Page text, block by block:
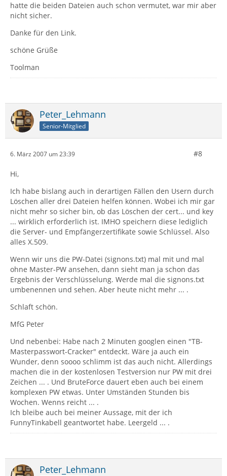
hatte die beiden Dateien auch schon vermutet, war mir aber
nicht sicher.
Danke für den Link.
schöne Grüße
Toolman
Peter_Lehmann
Senior-Mitglied
6. März 2007 um 23:39 #8
Hi,
Ich habe bislang auch in derartigen Fällen den Usern durch
Löschen aller drei Dateien helfen können. Wobei ich mir gar
nicht mehr so sicher bin, ob das Löschen der cert... und key
... wirklich erforderlich ist. IMHO speichern diese lediglich
die Server- und Empfängerzertifikate sowie Schlüssel. Also
alles X.509.
Wenn wir uns die PW-Datei (signons.txt) mal mit und mal
ohne Master-PW ansehen, dann sieht man ja schon das
Ergebnis der Verschlüsselung. Werde mal die signons.txt
umbenennen und sehen. Aber heute nicht mehr ... .
Schlaft schön.
MfG Peter
Und nebenbei: Habe nach 2 Minuten googlen einen "TB-
Masterpasswort-Cracker" entdeckt. Wäre ja auch ein
Wunder, denn soooo schlimm ist das auch nicht. Allerdings
machen die in der kostenlosen Testversion nur PW mit drei
Zeichen ... . Und BruteForce dauert eben auch bei einem
komplexen PW etwas. Unter Umständen Stunden bis
Wochen. Wenns reicht ... .
Ich bleibe auch bei meiner Aussage, mit der ich
FunnyTinkabell geantwortet habe. Leergeld ... .
Peter_Lehmann